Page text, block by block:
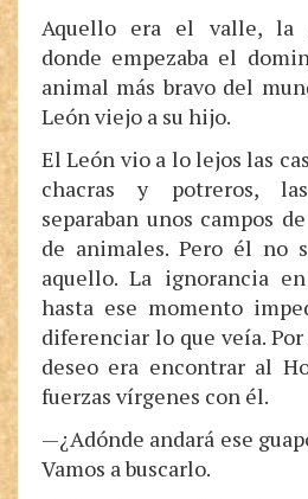
Aquello era el valle, la
donde empezaba el
animal más bravo del
León viejo a su hijo.
El León vio a lo lejos las
chacras y potreros,
separaban unos campos
de animales. Pero él no
aquello. La ignorancia
hasta ese momento
diferenciar lo que veía.
deseo era encontrar al
fuerzas vírgenes con él.
—¿Adónde andará ese
Vamos a buscarlo.